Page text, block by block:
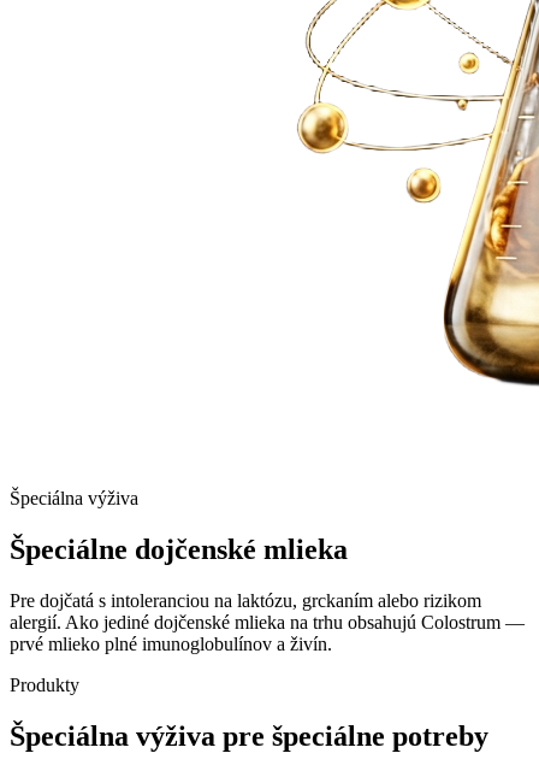
Špeciálna výživa
Špeciálne dojčenské mlieka
Pre dojčatá s intoleranciou na laktózu, grckaním alebo rizikom
alergií. Ako jediné dojčenské mlieka na trhu obsahujú Colostrum —
prvé mlieko plné imunoglobulínov a živín.
Produkty
Špeciálna výživa pre špeciálne potreby